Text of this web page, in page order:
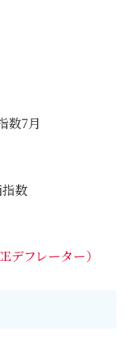
数7月
数
フレーター）